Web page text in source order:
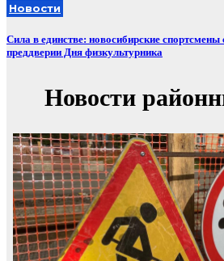
Новости
Сила в единстве: новосибирские
преддверии Дня физкультурника